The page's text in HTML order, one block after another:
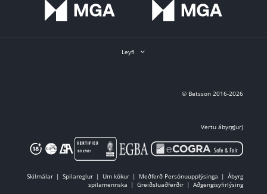
Leyfi
© Betsson 2016-2026
Vertu ábyrg(ur)
Skilmálar Spilareglur Um kökur Meðferð Persónuupplýsinga
Ábyrg
spilamennska
Greiðsluaðferðir Aðgengisyfirlýsing